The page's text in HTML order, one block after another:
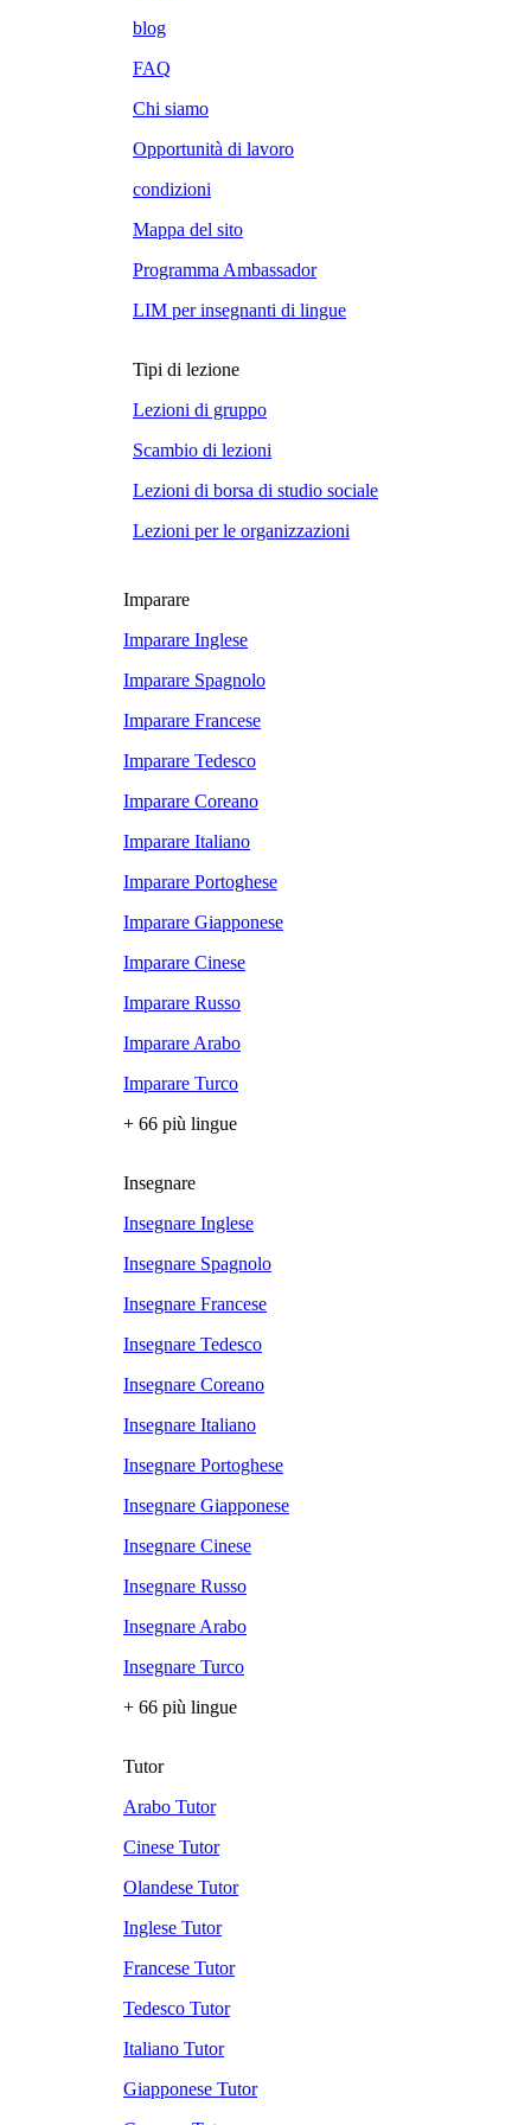
blog
FAQ
Chi siamo
Opportunità di lavoro
condizioni
Mappa del sito
Programma Ambassador
LIM per insegnanti di lingue
Tipi di lezione
Lezioni di gruppo
Scambio di lezioni
Lezioni di borsa di studio sociale
Lezioni per le organizzazioni
Imparare
Imparare Inglese
Imparare Spagnolo
Imparare Francese
Imparare Tedesco
Imparare Coreano
Imparare Italiano
Imparare Portoghese
Imparare Giapponese
Imparare Cinese
Imparare Russo
Imparare Arabo
Imparare Turco
+ 66 più lingue
Insegnare
Insegnare Inglese
Insegnare Spagnolo
Insegnare Francese
Insegnare Tedesco
Insegnare Coreano
Insegnare Italiano
Insegnare Portoghese
Insegnare Giapponese
Insegnare Cinese
Insegnare Russo
Insegnare Arabo
Insegnare Turco
+ 66 più lingue
Tutor
Arabo Tutor
Cinese Tutor
Olandese Tutor
Inglese Tutor
Francese Tutor
Tedesco Tutor
Italiano Tutor
Giapponese Tutor